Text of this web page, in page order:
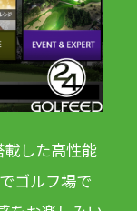
した高性能
ゴルフ場で